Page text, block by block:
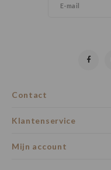
Contact
Klantenservice
Mijn account